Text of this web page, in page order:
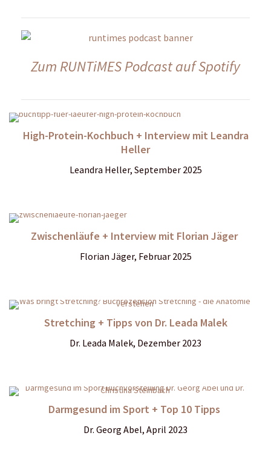
Zum RUNTiMES Podcast auf Spotify
High-Protein-Kochbuch + Interview mit Leandra
Heller
Leandra Heller, September 2025
Zwischenläufe + Interview mit Florian Jäger
Florian Jäger, Februar 2025
Stretching + Tipps von Dr. Leada Malek
Dr. Leada Malek, Dezember 2023
Darmgesund im Sport + Top 10 Tipps
Dr. Georg Abel, April 2023